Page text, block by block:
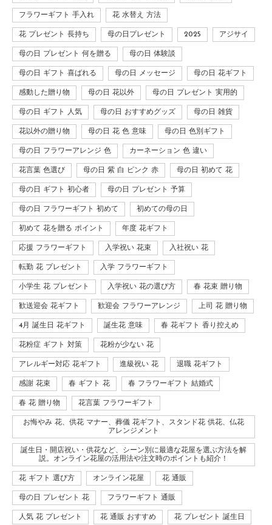
フラワーギフト 手入れ 花 水替え 方法
花 プレゼント 長持ち 母の日プレゼント 2025 アジサイ
母の日 プレゼント 何を贈る 母の日 体験談
母の日 ギフト 喜ばれる 母の日 メッセージ 母の日 花ギフト
感動した贈り物 母の日 花以外 母の日 プレゼント 実用的
母の日 ギフト 人気 母の日 おすすめグッズ 母の日 雑貨
花以外の贈り物 母の日 花 色 意味 母の日 色別ギフト
母の日 フラワーアレンジ 色 カーネーション 色 違い
花言葉 色選び 母の日 紫 白 ピンク 赤 母の日 初めて 花
母の日 ギフト 初心者 母の日 プレゼント 予算
母の日 フラワーギフト 初めて 初めての母の日
初めて 花を贈る ポイント 年度 花ギフト
応援 フラワーギフト 入学祝い 花束 入社祝い 花
転勤 花 プレゼント 入学 フラワーギフト
小学生 花 プレゼント 入学祝い 花の選び方 春 花束 贈り物
歓送迎会 花ギフト 歓迎会 フラワーアレンジ 上司 花 贈り物
4月 誕生日 花ギフト 誕生花 意味 春 花ギフト 香り控えめ
花粉症 ギフト 対策 花粉が少ない 花
アレルギー対応 花ギフト 進級祝い 花 退職 花ギフト
感謝 花束 春 ギフト 花 春 フラワーギフト 結婚式
春 花 贈り物 花言葉 フラワーギフト
お悔やみ 花、供花 マナー、葬儀 花ギフト、スタンド花 供花、仏花
アレンジメント
誕生日・開店祝い・供花など、シーン別に最適な花屋を選ぶ方法を解
説。オンライン花屋の活用法や注文時のポイントも紹介！
花 ギフト 選び方 オンライン花屋 花 通販
母の日 プレゼント 花 フラワーギフト 通販
人気 花 プレゼント 花 通販 おすすめ 花 プレゼント 誕生日